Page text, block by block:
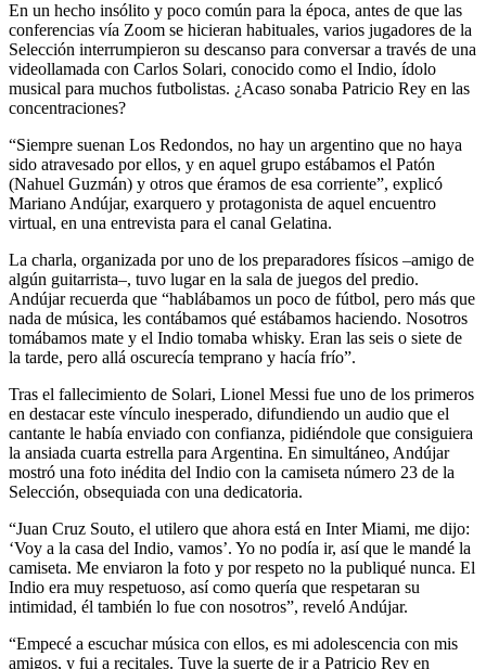
En un hecho insólito y poco común para la época, antes de que las
conferencias vía Zoom se hicieran habituales, varios jugadores de la
Selección interrumpieron su descanso para conversar a través de una
videollamada con Carlos Solari, conocido como el Indio, ídolo
musical para muchos futbolistas. ¿Acaso sonaba Patricio Rey en las
concentraciones?
“Siempre suenan Los Redondos, no hay un argentino que no haya
sido atravesado por ellos, y en aquel grupo estábamos el Patón
(Nahuel Guzmán) y otros que éramos de esa corriente”, explicó
Mariano Andújar, exarquero y protagonista de aquel encuentro
virtual, en una entrevista para el canal Gelatina.
La charla, organizada por uno de los preparadores físicos –amigo de
algún guitarrista–, tuvo lugar en la sala de juegos del predio.
Andújar recuerda que “hablábamos un poco de fútbol, pero más que
nada de música, les contábamos qué estábamos haciendo. Nosotros
tomábamos mate y el Indio tomaba whisky. Eran las seis o siete de
la tarde, pero allá oscurecía temprano y hacía frío”.
Tras el fallecimiento de Solari, Lionel Messi fue uno de los primeros
en destacar este vínculo inesperado, difundiendo un audio que el
cantante le había enviado con confianza, pidiéndole que consiguiera
la ansiada cuarta estrella para Argentina. En simultáneo, Andújar
mostró una foto inédita del Indio con la camiseta número 23 de la
Selección, obsequiada con una dedicatoria.
“Juan Cruz Souto, el utilero que ahora está en Inter Miami, me dijo:
‘Voy a la casa del Indio, vamos’. Yo no podía ir, así que le mandé la
camiseta. Me enviaron la foto y por respeto no la publiqué nunca. El
Indio era muy respetuoso, así como quería que respetaran su
intimidad, él también lo fue con nosotros”, reveló Andújar.
“Empecé a escuchar música con ellos, es mi adolescencia con mis
amigos, y fui a recitales. Tuve la suerte de ir a Patricio Rey en